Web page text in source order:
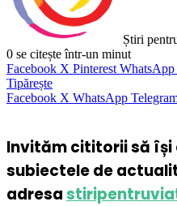
Știri
0 se citește într-un minut
Facebook X Pinterest WhatsApp
Tipărește
Facebook X WhatsApp
Invităm cititorii să își
subiectele de
adresa